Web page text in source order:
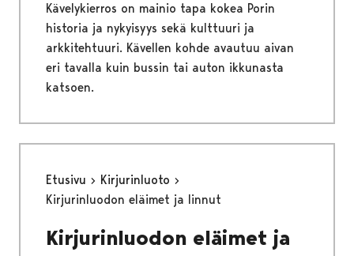
Kävelykierros on mainio tapa kokea Porin
historia ja nykyisyys sekä kulttuuri ja
arkkitehtuuri. Kävellen kohde avautuu aivan
eri tavalla kuin bussin tai auton ikkunasta
katsoen.
Etusivu
Kirjurinluoto
Kirjurinluodon eläimet ja linnut
Kirjurinluodon eläimet ja